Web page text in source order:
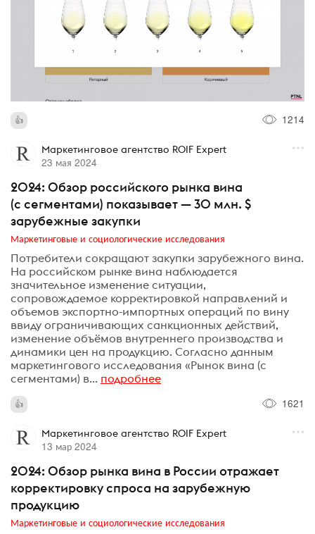
1214
Маркетинговое агентство ROIF Expert
23 мая 2024
2024: Обзор российского рынка вина
(с сегментами) показывает — 30 млн. $
зарубежные закупки
Маркетинговые и социологические исследования
Потребители сокращают закупки зарубежного вина.
На российском рынке вина наблюдается
значительное изменение ситуации,
сопровождаемое корректировкой направлений и
объемов экспортно-импортных операций по вину
ввиду ограничивающих санкционных действий,
изменение объёмов внутреннего производства и
динамики цен на продукцию. Согласно данным
маркетингового исследования «Рынок вина (с
сегментами) в... подробнее
1621
Маркетинговое агентство ROIF Expert
13 мар 2024
2024: Обзор рынка вина в России отражает
корректировку спроса на зарубежную
продукцию
Маркетинговые и социологические исследования